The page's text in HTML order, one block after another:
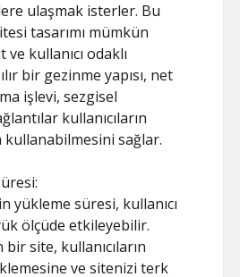
ulaşmak isterler. Bu
tasarımı mümkün
kullanıcı odaklı
bir gezinme yapısı, net
işlevi, sezgisel
kullanıcıların
kullanabilmesini sağlar.
yükleme süresi, kullanıcı
ölçüde etkileyebilir.
site, kullanıcıların
ve sitenizi terk